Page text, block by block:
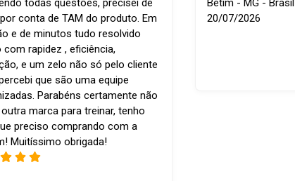
todas questões, precisei de
conta de TAM do produto. Em
e de minutos tudo resolvido
com rapidez , eficiência,
e um zelo não só pelo cliente
que são uma equipe
Parabéns certamente não
marca para treinar, tenho
preciso comprando com a
Muitíssimo obrigada!
Betim - MG - Brasil
20/07/2026